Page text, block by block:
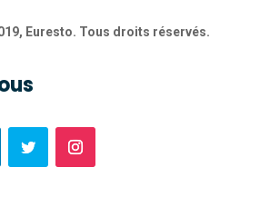
Euresto. Tous droits réservés.